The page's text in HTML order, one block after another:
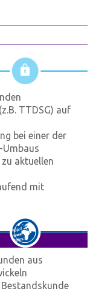
TTDSG) auf
bei einer der
Umbaus
zu aktuellen
mit
aus